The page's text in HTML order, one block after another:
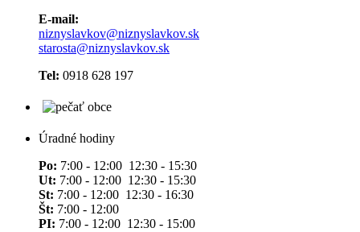
E-mail:
niznyslavkov@niznyslavkov.sk
starosta@niznyslavkov.sk
Tel: 0918 628 197
Úradné hodiny
Po: 7:00 - 12:00 12:30 - 15:30
Ut: 7:00 - 12:00 12:30 - 15:30
St: 7:00 - 12:00 12:30 - 16:30
Št: 7:00 - 12:00
PI: 7:00 - 12:00 12:30 - 15:00